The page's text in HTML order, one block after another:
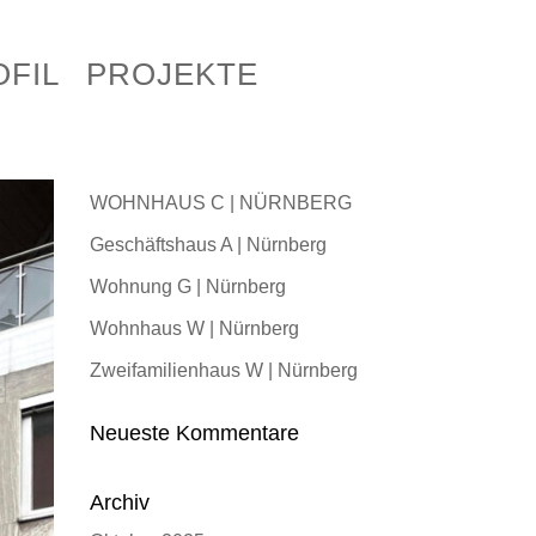
PROJEKTE
PROJEKTE
WOHNHAUS C | NÜRNBERG
Geschäftshaus A | Nürnberg
Wohnung G | Nürnberg
Wohnhaus W | Nürnberg
Zweifamilienhaus W | Nürnberg
Neueste Kommentare
Archiv